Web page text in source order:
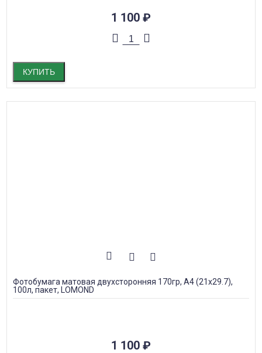
1 100 ₽
КУПИТЬ
Фотобумага матовая двухсторонняя 170гр, А4 (21х29.7),
100л, пакет, LOMOND
1 100 ₽